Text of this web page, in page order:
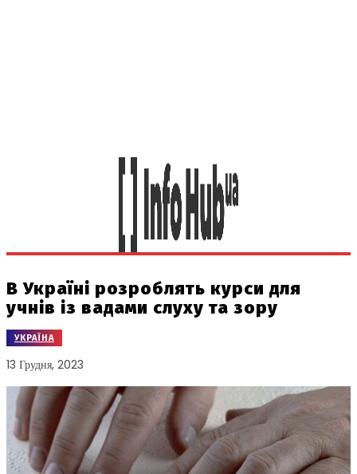
В Україні розроблять курси для
учнів із вадами слуху та зору
УКРАЇНА
13 Грудня, 2023